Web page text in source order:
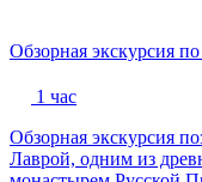
Обзорная экскурсия
1 час
Обзорная экскурсия
Лаврой, одним из